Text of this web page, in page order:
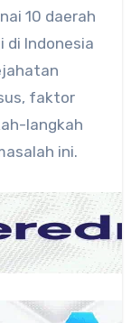
10 daerah
Indonesia
faktor
langkah
ini.